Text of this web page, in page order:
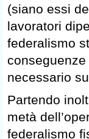
(siano essi
lavoratori
federalismo
necessario
Partendo
metà
federalismo